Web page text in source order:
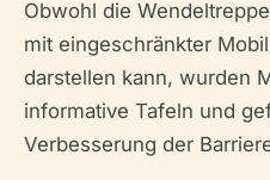
Obwohl die
mit eingeschränkter
darstellen kann, wurden
informative Tafeln und
Verbesserung der